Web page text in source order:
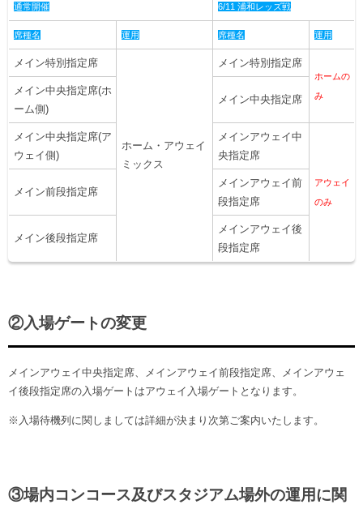
通常開催 6/11 浦和レッズ戦
席種名 運用 席種名 運用
メイン特別指定席
ホーム・アウェイ
ミックス
メイン特別指定席
ホームの
み
メイン中央指定席(ホ
ーム側)
メイン中央指定席
メイン中央指定席(ア
ウェイ側)
メインアウェイ中
央指定席
アウェイ
のみ
メイン前段指定席
メインアウェイ前
段指定席
メイン後段指定席
メインアウェイ後
段指定席
②入場ゲートの変更
メインアウェイ中央指定席、メインアウェイ前段指定席、メインアウェ
イ後段指定席の入場ゲートはアウェイ入場ゲートとなります。
※入場待機列に関しましては詳細が決まり次第ご案内いたします。
③場内コンコース及びスタジアム場外の運用に関